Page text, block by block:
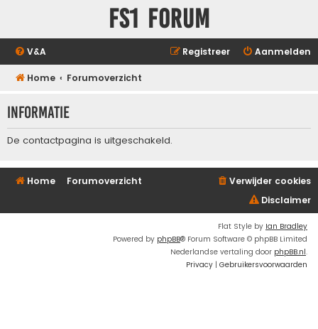
FS1 forum
V&A Aanmelden
Registreer
Home Forumoverzicht
Informatie
De contactpagina is uitgeschakeld.
Home Forumoverzicht
Verwijder cookies
Disclaimer
Flat Style by Ian Bradley
Powered by phpBB® Forum Software © phpBB Limited
Nederlandse vertaling door phpBB.nl.
Privacy | Gebruikersvoorwaarden